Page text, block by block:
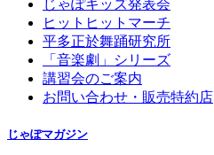
じゃぽキッズ発表会
ヒットヒットマーチ
平多正於舞踊研究所
「音楽劇」シリーズ
講習会のご案内
お問い合わせ・販売特約店
じゃぽマガジン